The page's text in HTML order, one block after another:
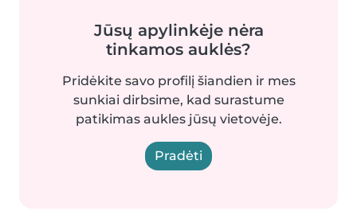
Jūsų apylinkėje nėra
tinkamos auklės?
Pridėkite savo profilį šiandien ir mes
sunkiai dirbsime, kad surastume
patikimas aukles jūsų vietovėje.
Pradėti